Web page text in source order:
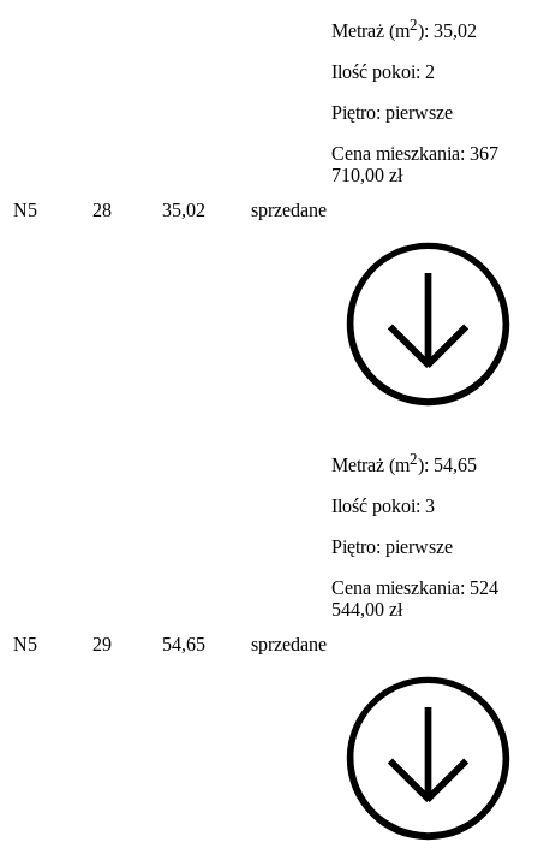
N5 28 35,02 sprzedane
Metraż (m2): 35,02
Ilość pokoi: 2
Piętro: pierwsze
Cena mieszkania: 367
710,00 zł
N5 29 54,65 sprzedane
Metraż (m2): 54,65
Ilość pokoi: 3
Piętro: pierwsze
Cena mieszkania: 524
544,00 zł